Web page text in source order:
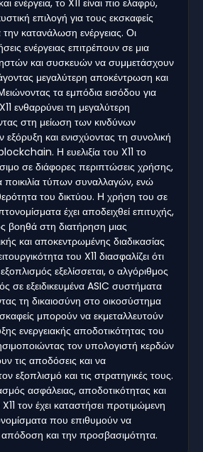
ενέργεια, το X11 είναι πιο ελαφρύ,
επιλογή για τους εκσκαφείς
κατανάλωση ενέργειας. Οι
ενέργειας επιτρέπουν σε μια
και συσκευών να συμμετάσχουν
μεγαλύτερη αποκέντρωση και
τα εμπόδια εισόδου για
ενθαρρύνει τη μεγαλύτερη
στη μείωση των κινδύνων
και ενισχύοντας τη συνολική
Η ευελιξία του X11 το
σε διάφορες περιπτώσεις χρήσης,
ποικιλία τύπων συναλλαγών, ενώ
του δικτύου. Η χρήση του σε
έχει αποδειχθεί επιτυχής,
βοηθά στη διατήρηση μιας
και αποκεντρωμένης διαδικασίας
του X11 διασφαλίζει ότι
εξελίσσεται, ο αλγόριθμος
σε εξειδικευμένα ASIC συστήματα
τη δικαιοσύνη στο οικοσύστημα
μπορούν να εκμεταλλευτούν
ενεργειακής αποδοτικότητας του
τον υπολογιστή κερδών
τις αποδόσεις και να
εξοπλισμό και τις στρατηγικές τους.
ασφάλειας, αποδοτικότητας και
τον έχει καταστήσει προτιμώμενη
που επιθυμούν να
και την προσβασιμότητα.